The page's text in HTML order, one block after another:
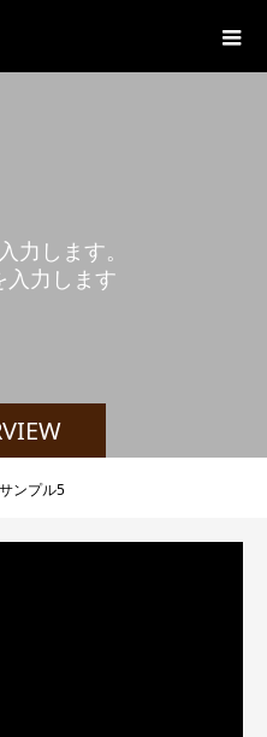
入 力 し ます。
力し ます。
ンプル5